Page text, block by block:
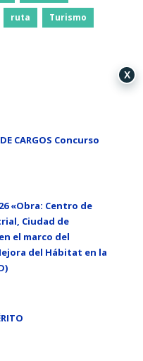
ruta Turismo
CARGOS Concurso
«Obra: Centro de
Ciudad de
el marco del
del Hábitat en la
X